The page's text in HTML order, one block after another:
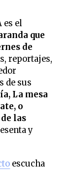
es el
que
de
reportajes,
de sus
La mesa
o
las
y
escucha